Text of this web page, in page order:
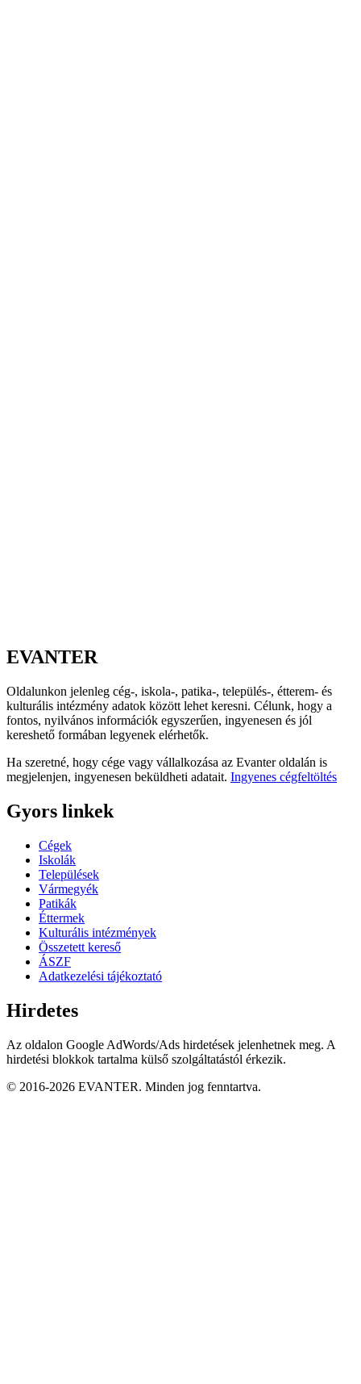
EVANTER
Oldalunkon jelenleg cég-, iskola-, patika-, település-, étterem- és
kulturális intézmény adatok között lehet keresni. Célunk, hogy a
fontos, nyilvános információk egyszerűen, ingyenesen és jól
kereshető formában legyenek elérhetők.
Ha szeretné, hogy cége vagy vállalkozása az Evanter oldalán is
megjelenjen, ingyenesen beküldheti adatait. Ingyenes cégfeltöltés
Gyors linkek
Cégek
Iskolák
Települések
Vármegyék
Patikák
Éttermek
Kulturális intézmények
Összetett kereső
ÁSZF
Adatkezelési tájékoztató
Hirdetes
Az oldalon Google AdWords/Ads hirdetések jelenhetnek meg. A
hirdetési blokkok tartalma külső szolgáltatástól érkezik.
© 2016-2026 EVANTER. Minden jog fenntartva.